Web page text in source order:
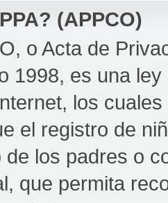
(APPCO)
o Acta de
1998, es una
los
el registro de
de los padres o
que permita